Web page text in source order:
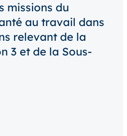
missions du
au travail dans
relevant de la
3 et de la Sous-